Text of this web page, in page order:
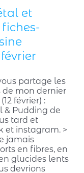
et
partage les
de mon dernier
février) :
& Pudding de
tard et
et instagram. >
jamais
en fibres, en
glucides lents
devrions